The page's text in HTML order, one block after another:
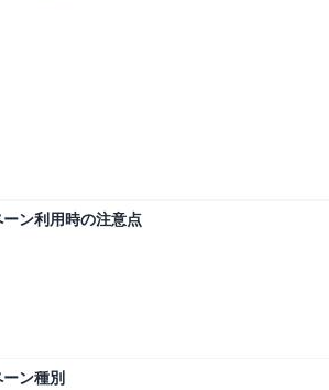
ン利用時の注意点
ン種別